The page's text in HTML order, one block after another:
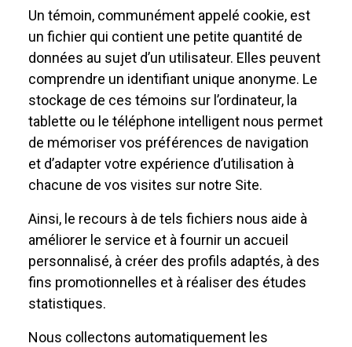
Un témoin, communément appelé cookie, est
un fichier qui contient une petite quantité de
données au sujet d’un utilisateur. Elles peuvent
comprendre un identifiant unique anonyme. Le
stockage de ces témoins sur l’ordinateur, la
tablette ou le téléphone intelligent nous permet
de mémoriser vos préférences de navigation
et d’adapter votre expérience d’utilisation à
chacune de vos visites sur notre Site.
Ainsi, le recours à de tels fichiers nous aide à
améliorer le service et à fournir un accueil
personnalisé, à créer des profils adaptés, à des
fins promotionnelles et à réaliser des études
statistiques.
Nous collectons automatiquement les